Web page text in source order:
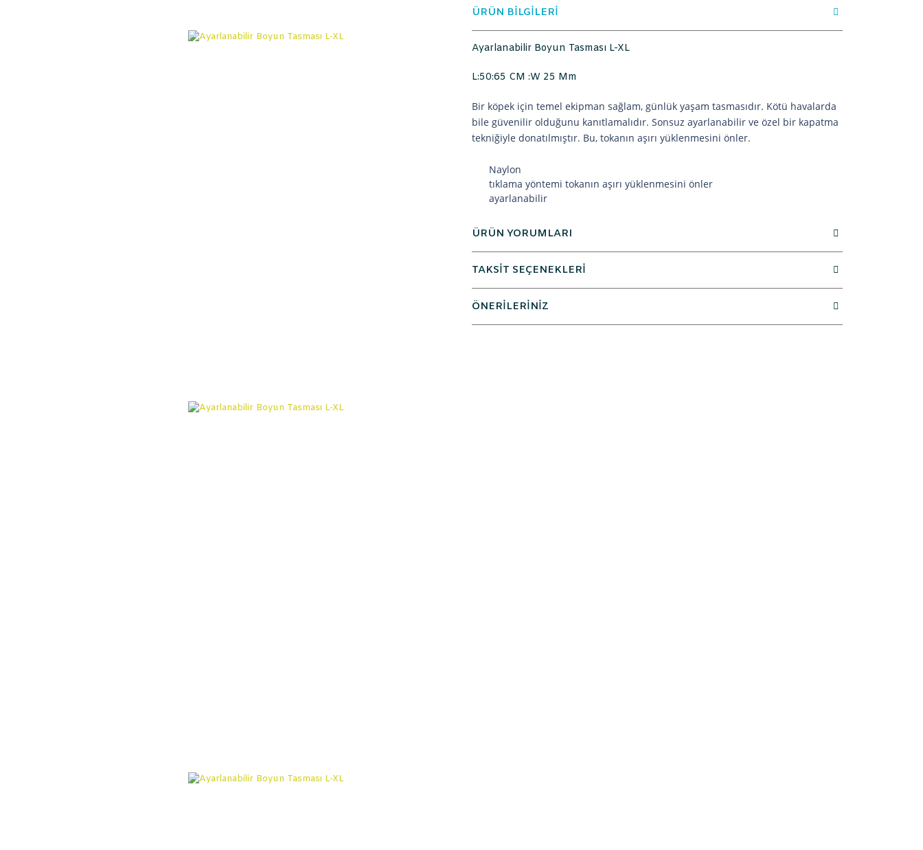
ÜRÜN BİLGİLERİ
Ayarlanabilir Boyun Tasması L-XL
L:50:65 CM :W 25 Mm
Bir köpek için temel ekipman sağlam, günlük yaşam tasmasıdır. Kötü havalarda
bile güvenilir olduğunu kanıtlamalıdır. Sonsuz ayarlanabilir ve özel bir kapatma
tekniğiyle donatılmıştır. Bu, tokanın aşırı yüklenmesini önler.
Naylon
tıklama yöntemi tokanın aşırı yüklenmesini önler
ayarlanabilir
ÜRÜN YORUMLARI
TAKSİT SEÇENEKLERİ
ÖNERİLERİNİZ